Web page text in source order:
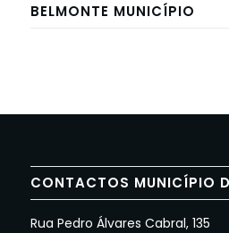
BELMONTE MUNICÍPIO
CONTACTOS MUNICÍPIO
Rua Pedro Álvares Cabral, 135